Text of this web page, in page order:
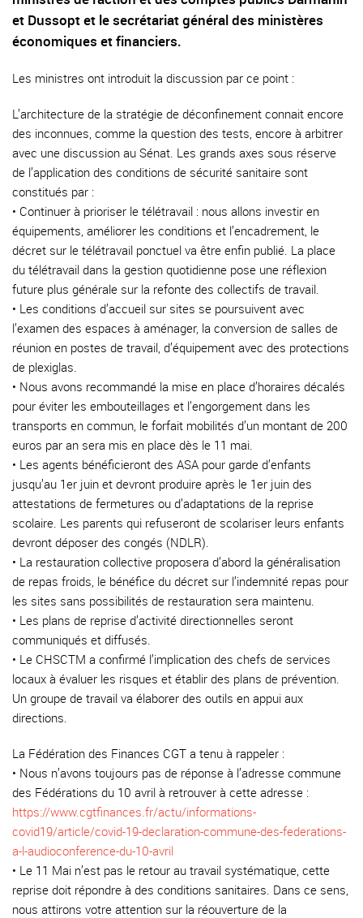
et Dussopt et le secrétariat général des ministères
économiques et financiers.
Les ministres ont introduit la discussion par ce point :
L’architecture de la stratégie de déconfinement connait encore
des inconnues, comme la question des tests, encore à arbitrer
avec une discussion au Sénat. Les grands axes sous réserve
de l’application des conditions de sécurité sanitaire sont
constitués par :
• Continuer à prioriser le télétravail : nous allons investir en
équipements, améliorer les conditions et l’encadrement, le
décret sur le télétravail ponctuel va être enfin publié. La place
du télétravail dans la gestion quotidienne pose une réflexion
future plus générale sur la refonte des collectifs de travail.
• Les conditions d’accueil sur sites se poursuivent avec
l’examen des espaces à aménager, la conversion de salles de
réunion en postes de travail, d’équipement avec des protections
de plexiglas.
• Nous avons recommandé la mise en place d’horaires décalés
pour éviter les embouteillages et l’engorgement dans les
transports en commun, le forfait mobilités d’un montant de 200
euros par an sera mis en place dès le 11 mai.
• Les agents bénéficieront des ASA pour garde d’enfants
jusqu’au 1er juin et devront produire après le 1er juin des
attestations de fermetures ou d’adaptations de la reprise
scolaire. Les parents qui refuseront de scolariser leurs enfants
devront déposer des congés (NDLR).
• La restauration collective proposera d’abord la généralisation
de repas froids, le bénéfice du décret sur l’indemnité repas pour
les sites sans possibilités de restauration sera maintenu.
• Les plans de reprise d’activité directionnelles seront
communiqués et diffusés.
• Le CHSCTM a confirmé l’implication des chefs de services
locaux à évaluer les risques et établir des plans de prévention.
Un groupe de travail va élaborer des outils en appui aux
directions.
La Fédération des Finances CGT a tenu à rappeler :
• Nous n’avons toujours pas de réponse à l’adresse commune
des Fédérations du 10 avril à retrouver à cette adresse :
https://www.cgtfinances.fr/actu/informations-
covid19/article/covid-19-declaration-commune-des-federations-
a-l-audioconference-du-10-avril
• Le 11 Mai n’est pas le retour au travail systématique, cette
reprise doit répondre à des conditions sanitaires. Dans ce sens,
nous attirons votre attention sur la réouverture de la